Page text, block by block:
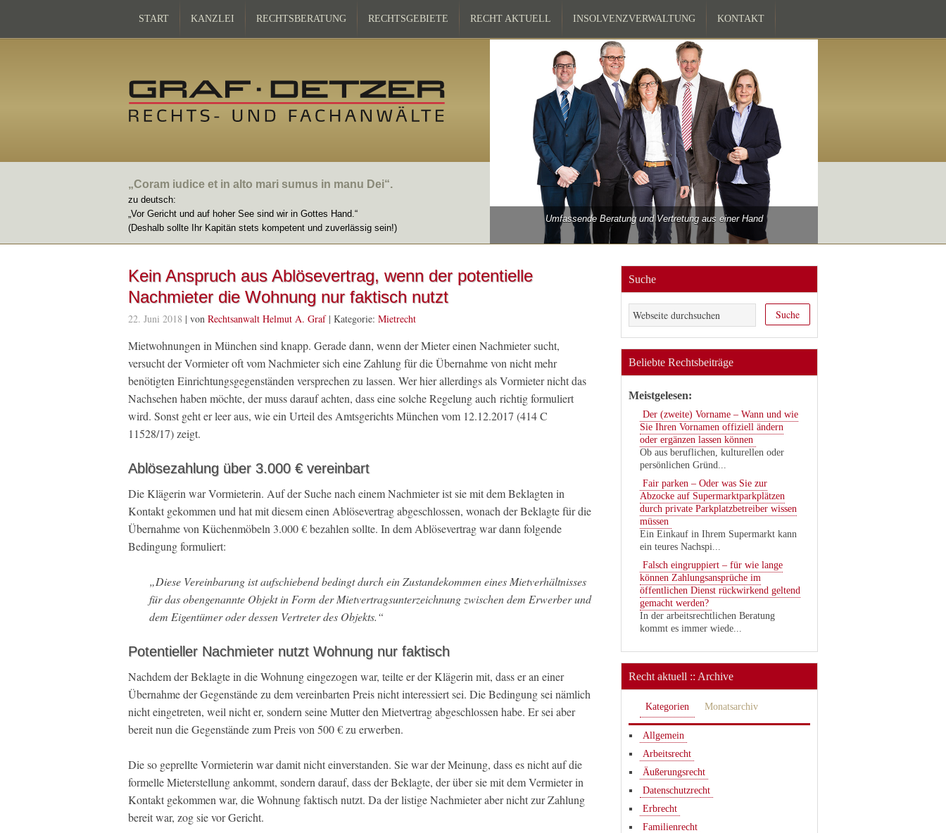
START KANZLEI RECHTSBERATUNG RECHTSGEBIETE RECHT AKTUELL INSOLVENZVERWALTUNG KONTAKT
„Coram iudice et in alto mari sumus in manu Dei“.
zu deutsch:
„Vor Gericht und auf hoher See sind wir in Gottes Hand.“
(Deshalb sollte Ihr Kapitän stets kompetent und zuverlässig sein!)
Umfassende Beratung und Vertretung aus einer Hand
Kein Anspruch aus Ablösevertrag, wenn der potentielle
Nachmieter die Wohnung nur faktisch nutzt
22. Juni 2018 | von Rechtsanwalt Helmut A. Graf| Kategorie: Mietrecht
Mietwohnungen in München sind knapp. Gerade dann, wenn der Mieter einen Nachmieter sucht,
versucht der Vormieter oft vom Nachmieter sich eine Zahlung für die Übernahme von nicht mehr
benötigten Einrichtungsgegenständen versprechen zu lassen. Wer hier allerdings als Vormieter nicht das
Nachsehen haben möchte, der muss darauf achten, dass eine solche Regelung auch richtig formuliert
wird. Sonst geht er leer aus, wie ein Urteil des Amtsgerichts München vom 12.12.2017 (414 C
11528/17) zeigt.
Ablösezahlung über 3.000 € vereinbart
Die Klägerin war Vormieterin. Auf der Suche nach einem Nachmieter ist sie mit dem Beklagten in
Kontakt gekommen und hat mit diesem einen Ablösevertrag abgeschlossen, wonach der Beklagte für die
Übernahme von Küchenmöbeln 3.000 € bezahlen sollte. In dem Ablösevertrag war dann folgende
Bedingung formuliert:
„Diese Vereinbarung ist aufschiebend bedingt durch ein Zustandekommen eines Mietverhältnisses
für das obengenannte Objekt in Form der Mietvertragsunterzeichnung zwischen dem Erwerber und
dem Eigentümer oder dessen Vertreter des Objekts.“
Potentieller Nachmieter nutzt Wohnung nur faktisch
Nachdem der Beklagte in die Wohnung eingezogen war, teilte er der Klägerin mit, dass er an einer
Übernahme der Gegenstände zu dem vereinbarten Preis nicht interessiert sei. Die Bedingung sei nämlich
nicht eingetreten, weil nicht er, sondern seine Mutter den Mietvertrag abgeschlossen habe. Er sei aber
bereit nun die Gegenstände zum Preis von 500 € zu erwerben.
Die so geprellte Vormieterin war damit nicht einverstanden. Sie war der Meinung, dass es nicht auf die
formelle Mieterstellung ankommt, sondern darauf, dass der Beklagte, der über sie mit dem Vermieter in
Kontakt gekommen war, die Wohnung faktisch nutzt. Da der listige Nachmieter aber nicht zur Zahlung
bereit war, zog sie vor Gericht.
Suche
Beliebte Rechtsbeiträge
Meistgelesen:
Der (zweite) Vorname – Wann und wie
Sie Ihren Vornamen offiziell ändern
oder ergänzen lassen können
Ob aus beruflichen, kulturellen oder
persönlichen Gründ...
Fair parken – Oder was Sie zur
Abzocke auf Supermarktparkplätzen
durch private Parkplatzbetreiber wissen
müssen
Ein Einkauf in Ihrem Supermarkt kann
ein teures Nachspi...
Falsch eingruppiert – für wie lange
können Zahlungsansprüche im
öffentlichen Dienst rückwirkend geltend
gemacht werden?
In der arbeitsrechtlichen Beratung
kommt es immer wiede...
Recht aktuell :: Archive
Kategorien Monatsarchiv
Allgemein
Arbeitsrecht
Äußerungsrecht
Datenschutzrecht
Erbrecht
Familienrecht